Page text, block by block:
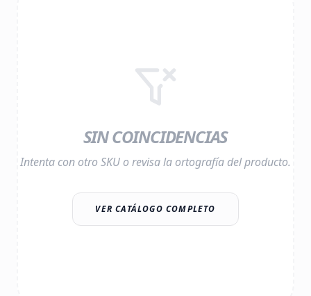
SIN COINCIDENCIAS
Intenta con otro SKU o revisa la ortografía del producto.
VER CATÁLOGO COMPLETO